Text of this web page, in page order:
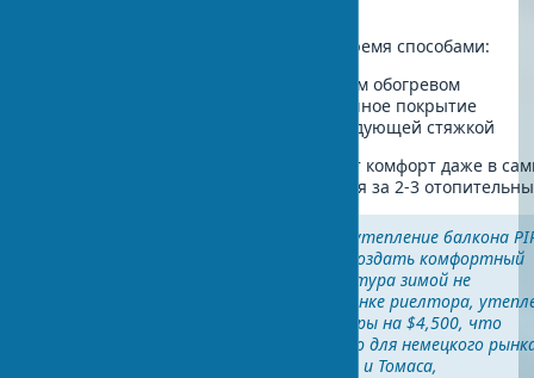
Утепление пола можно выполнить тремя способами:
Система теплого пола с кабельным обогревом
Инфракрасная пленка под финишное покрытие
Традиционное утепление с последующей стяжкой
Теплый пол на балконе обеспечивает комфорт даже в
холодные дни. Инвестиции окупаются за 2-3
"В нашем проекте в Берлине утепление балкона
плитами за $800 позволило создать комфортный
домашний офис, где температура зимой не
опускается ниже 18°C. По оценке риелтора,
повысило стоимость квартиры на $4,500, что
составляет разумную премию для немецкого
недвижимости" - отзыв Лены и Томаса,